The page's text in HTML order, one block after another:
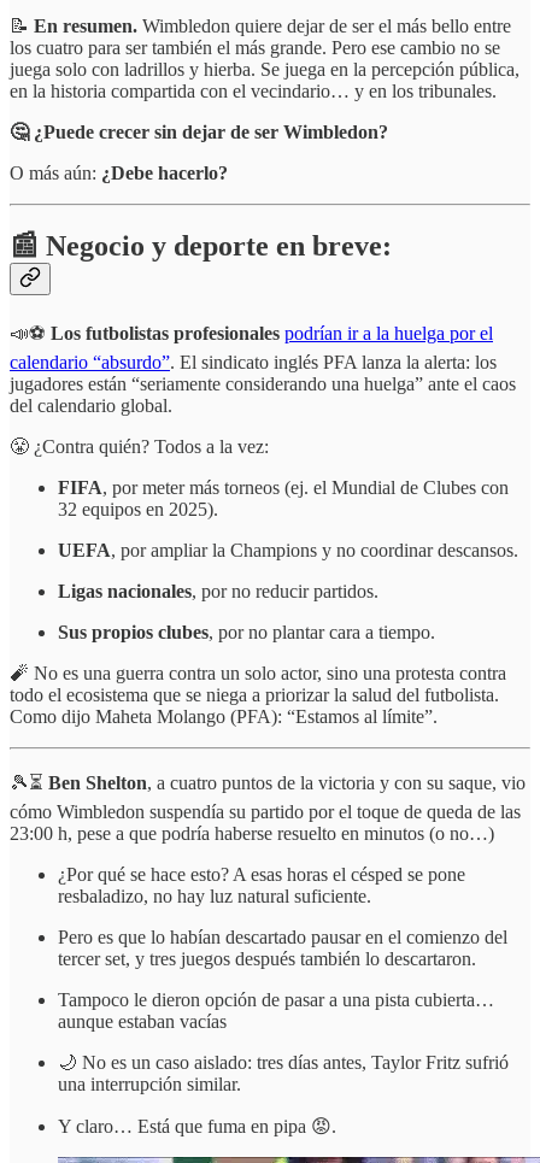
📝 En resumen. Wimbledon quiere dejar de ser el más bello entre
los cuatro para ser también el más grande. Pero ese cambio no se
juega solo con ladrillos y hierba. Se juega en la percepción pública,
en la historia compartida con el vecindario… y en los tribunales.
🤔 ¿Puede crecer sin dejar de ser Wimbledon?
O más aún: ¿Debe hacerlo?
📰 Negocio y deporte en breve:
📣⚽ Los futbolistas profesionales podrían ir a la huelga por el
calendario “absurdo”. El sindicato inglés PFA lanza la alerta: los
jugadores están “seriamente considerando una huelga” ante el caos
del calendario global.
😤 ¿Contra quién? Todos a la vez:
FIFA, por meter más torneos (ej. el Mundial de Clubes con
32 equipos en 2025).
UEFA, por ampliar la Champions y no coordinar descansos.
Ligas nacionales, por no reducir partidos.
Sus propios clubes, por no plantar cara a tiempo.
🧨 No es una guerra contra un solo actor, sino una protesta contra
todo el ecosistema que se niega a priorizar la salud del futbolista.
Como dijo Maheta Molango (PFA): “Estamos al límite”.
🎾⏳ Ben Shelton, a cuatro puntos de la victoria y con su saque, vio
cómo Wimbledon suspendía su partido por el toque de queda de las
23:00 h, pese a que podría haberse resuelto en minutos (o no…)
¿Por qué se hace esto? A esas horas el césped se pone
resbaladizo, no hay luz natural suficiente.
Pero es que lo habían descartado pausar en el comienzo del
tercer set, y tres juegos después también lo descartaron.
Tampoco le dieron opción de pasar a una pista cubierta…
aunque estaban vacías
🌙 No es un caso aislado: tres días antes, Taylor Fritz sufrió
una interrupción similar.
Y claro… Está que fuma en pipa 😡.